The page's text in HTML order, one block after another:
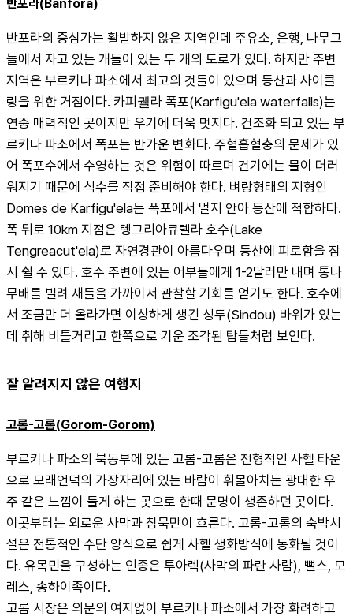
반포라(Banfora)
반포라의 중심가는 활발하지 않은 지역인데 주유소, 은행, 나무그
늘에서 자고 있는 개들이 있는 두 개의 도로가 있다. 하지만 주변
지역은 부르키나 파소에서 최고의 것들이 있으며 등산과 사이클
링을 위한 거점이다. 카피궬라 폭포(Karfigu'ela waterfalls)는
연중 매력적인 곳이지만 우기에 더욱 멋지다. 건조화 되고 있는 부
르키나 파소에서 폭포는 반가운 변화다. 주혈흡혈충의 문제가 있
어 폭포수에서 수영하는 것은 위험이 따르며 건기에는 물이 더러
워지기 때문에 식수를 직접 준비해야 한다. 벼랑형태의 지형인
Domes de Karfigu'ela는 폭포에서 멀지 안아 등산에 적합하다.
폭 뒤로 10km 지점은 텡그리아큐텔라 호수(Lake
Tengreacut'ela)로 자연경관이 아름다우며 등산에 피로함을 잠
시 쉴 수 있다. 호수 주변에 있는 어부들에게 1-2달러만 내며 통나
무배를 빌려 새들을 가까이서 관찰할 기회를 얻기도 한다. 호수에
서 조금만 더 올라가면 이상하게 생긴 싱두(Sindou) 바위가 있는
데 취해 비틀거리고 한쪽으로 기운 조각된 탑들처럼 보인다.
잘 알려지지 않은 여행지
고롬-고롬(Gorom-Gorom)
부르키나 파소의 북동부에 있는 고롬-고롬은 전형적인 사헬 타운
으로 모래언덕의 가장자리에 있는 바람이 휘몰아치는 광대한 우
주 같은 느낌이 들게 하는 곳으로 한때 문명이 생존하던 곳이다.
이곳부터는 외로운 사막과 침묵만이 흐른다. 고롬-고롬의 숙박시
설은 전통적인 수단 양식으로 쉽게 사헬 생화방식에 동화될 것이
다. 유목민을 구성하는 인종은 투아렉(사막의 파란 사람), 뻘스, 모
레스, 송하이족이다.
고롬 시장은 의문의 여지없이 부르키나 파소에서 가장 화려하고